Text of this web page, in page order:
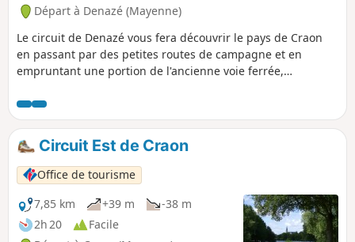
Départ à Denazé (Mayenne)
Le circuit de Denazé vous fera découvrir le pays de Craon
en passant par des petites routes de campagne et en
empruntant une portion de l'ancienne voie ferrée,
Circuit Est de Craon
Office de tourisme
7,85 km
+39 m
-38 m
2h 20
Facile